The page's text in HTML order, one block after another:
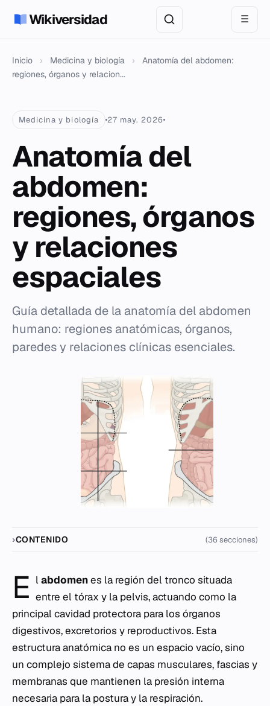
Wikiversidad ☰
Inicio › Medicina y biología ›
Anatomía del abdomen:
regiones, órganos y relacion...
Medicina y biología 27 may. 2026
Anatomía del
abdomen:
regiones, órganos
y relaciones
espaciales
Guía detallada de la anatomía del abdomen
humano: regiones anatómicas, órganos,
paredes y relaciones clínicas esenciales.
CONTENIDO (36 secciones)
E labdomenes la región del tronco situada
entre el tórax y la pelvis, actuando como la
principal cavidad protectora para los órganos
digestivos, excretorios y reproductivos. Esta
estructura anatómica no es un espacio vacío, sino
un complejo sistema de capas musculares, fascias y
membranas que mantienen la presión interna
necesaria para la postura y la respiración.